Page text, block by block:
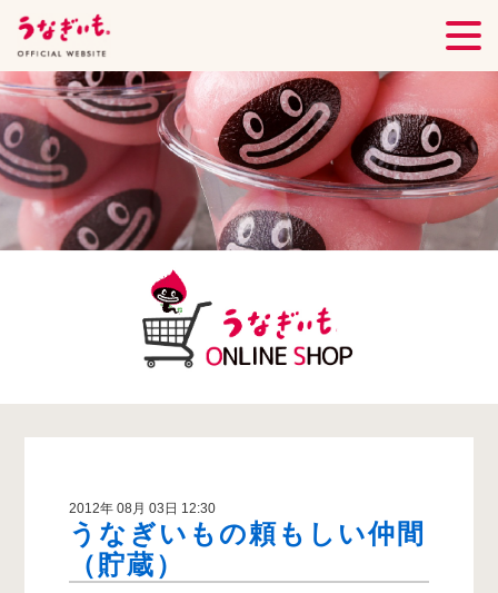
2012年 08月 03日 12:30
うなぎいもの頼もしい仲間
（貯蔵）